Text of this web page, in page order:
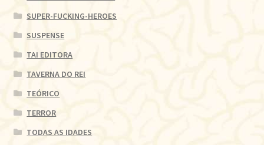
SUPER-FUCKING-HEROES
SUSPENSE
TAI EDITORA
TAVERNA DO REI
TEÓRICO
TERROR
TODAS AS IDADES